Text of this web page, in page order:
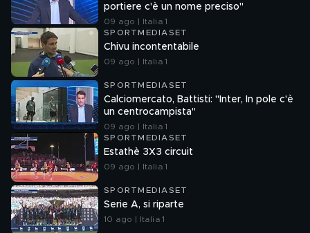
portiere c'è un nome preciso"
09 ago | Italia 1
SPORTMEDIASET
Chivu incontentabile
09 ago | Italia 1
SPORTMEDIASET
Calciomercato, Battisti: "Inter, In pole c'è
un centrocampista"
09 ago | Italia 1
SPORTMEDIASET
Estathè 3X3 circuit
09 ago | Italia 1
SPORTMEDIASET
Serie A, si riparte
10 ago | Italia 1